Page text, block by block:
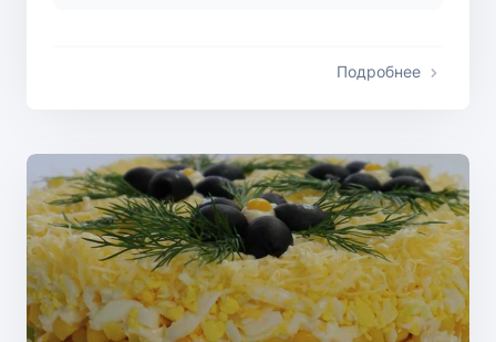
Подробнее